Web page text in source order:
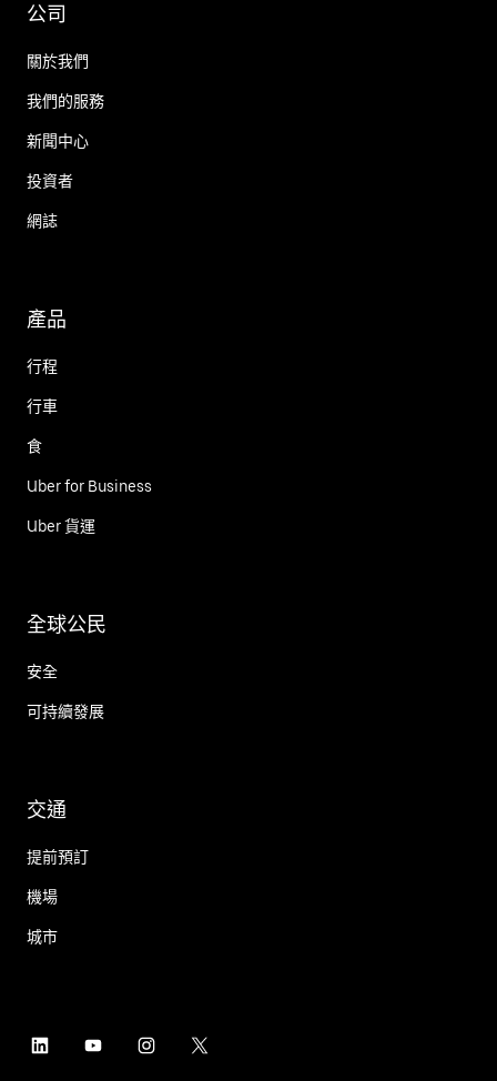
公司
關於我們
我們的服務
新聞中心
投資者
網誌
產品
行程
行車
食
Uber for Business
Uber 貨運
全球公民
安全
可持續發展
交通
提前預訂
機場
城市